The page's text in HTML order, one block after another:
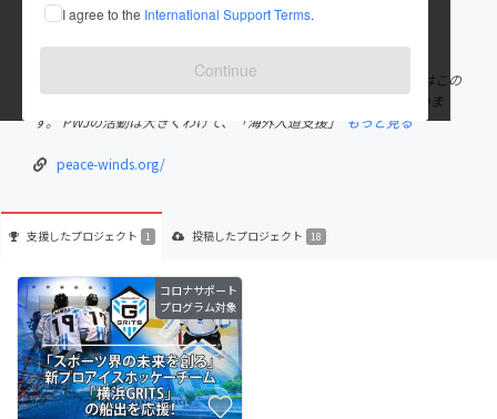
I agree to the International Support Terms.
Continue
在住国：日本 現在地：広島県
出身国：日本 出身地：未設定
必要な人々に、必要な支援を ピースウィンズ・ジャパン（PWJ）はこの
合言葉のもと、国内外を問わず、あらゆる社会問題に取り組んでいま
す。 PWJの活動は大きくわけて、「海外人道支援」
もっと見る
peace-winds.org/
支援したプロジェクト 1 投稿したプロジェクト 18
コロナサポート
プログラム対象